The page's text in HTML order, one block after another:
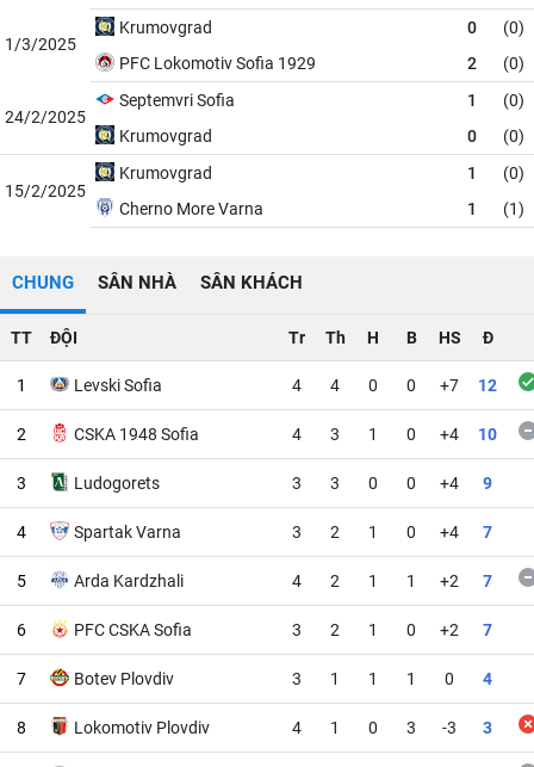
1/3/2025
Krumovgrad 0
(0)
PFC Lokomotiv Sofia 1929
2 (0)
24/2/2025
Septemvri Sofia 1
(0)
Krumovgrad
0 (0)
15/2/2025
Krumovgrad 1
(0)
Cherno More Varna
1 (1)
CHUNG SÂN NHÀ SÂN KHÁCH
TT ĐỘI Tr Th H B HS Đ
1 Levski Sofia 4 4 0 0 +7 12
2 CSKA 1948 Sofia 4 3 1 0 +4 10
3 Ludogorets 3 3 0 0 +4 9
4 Spartak Varna 3 2 1 0 +4 7
5 Arda Kardzhali 4 2 1 1 +2 7
6 PFC CSKA Sofia 3 2 1 0 +2 7
7 Botev Plovdiv 3 1 1 1 0 4
8 Lokomotiv Plovdiv 4 1 0 3 -3 3